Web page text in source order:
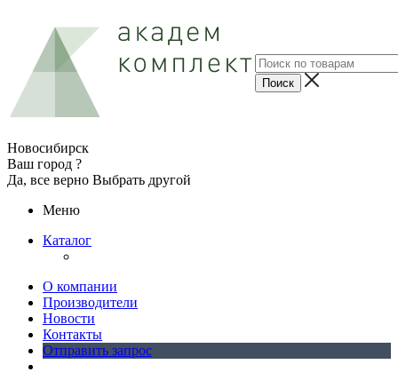
Новосибирск
Ваш город ?
Да, все верно Выбрать другой
Меню
Каталог
О компании
Производители
Новости
Контакты
Отправить запрос